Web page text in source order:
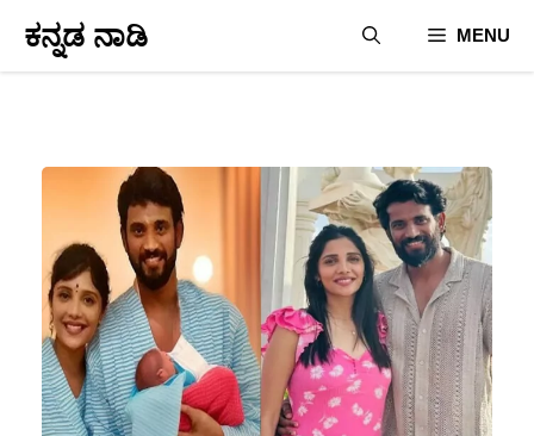
content
ಕನ್ನಡ ನಾಡಿ MENU